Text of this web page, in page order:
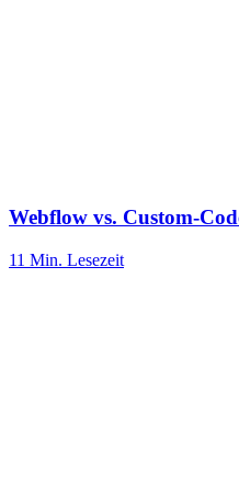
Webflow vs. Custom-
11 Min. Lesezeit